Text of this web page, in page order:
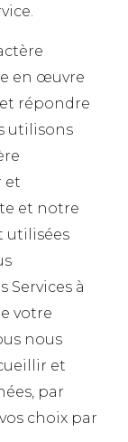
en œuvre
répondre
utilisons
et
et notre
utilisées
à
votre
nous
et
par
choix par